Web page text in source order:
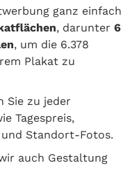
ganz einfach
, darunter 6
, um die 6.378
Plakat zu
Sie zu jeder
Tagespreis,
Standort-Fotos.
auch Gestaltung